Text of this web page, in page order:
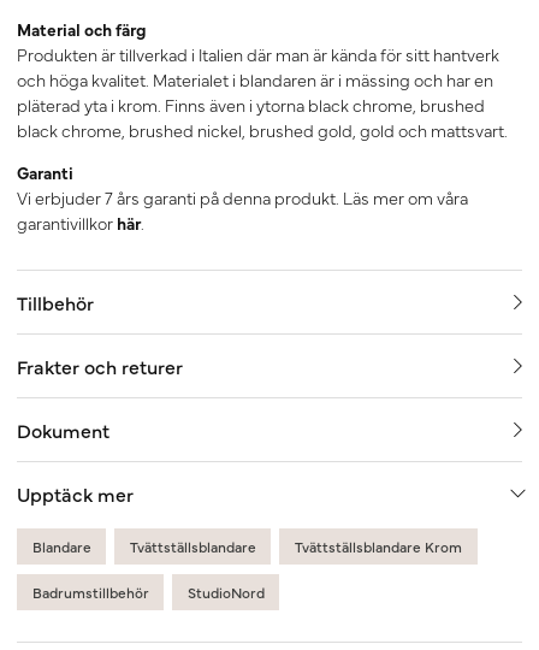
Material och färg
Produkten är tillverkad i Italien där man är kända för sitt hantverk
och höga kvalitet. Materialet i blandaren är i mässing och har en
pläterad yta i krom. Finns även i ytorna black chrome, brushed
black chrome, brushed nickel, brushed gold, gold och mattsvart.
Garanti
Vi erbjuder 7 års garanti på denna produkt. Läs mer om våra
garantivillkor här.
Tillbehör
Frakter och returer
Dokument
Upptäck mer
Blandare Tvättställsblandare Tvättställsblandare Krom
Badrumstillbehör StudioNord